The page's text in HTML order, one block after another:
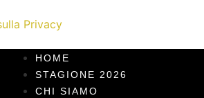
Privacy
HOME
STAGIONE 2026
CHI SIAMO